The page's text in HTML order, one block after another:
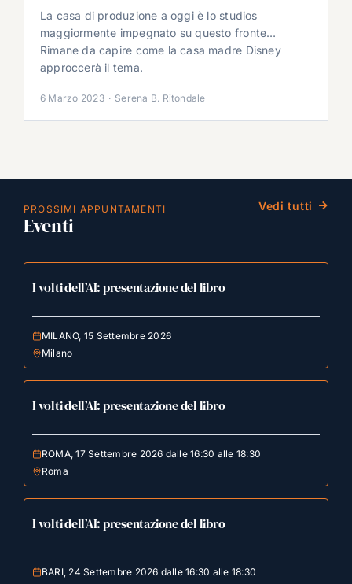
La casa di produzione a oggi è lo studios
maggiormente impegnato su questo fronte…
Rimane da capire come la casa madre Disney
approccerà il tema.
6 Marzo 2023 · Serena B. Ritondale
PROSSIMI APPUNTAMENTI
Eventi
Vedi tutti
I volti dell’AI: presentazione del libro
MILANO, 15 Settembre 2026
Milano
I volti dell’AI: presentazione del libro
ROMA, 17 Settembre 2026 dalle 16:30 alle 18:30
Roma
I volti dell’AI: presentazione del libro
BARI, 24 Settembre 2026 dalle 16:30 alle 18:30